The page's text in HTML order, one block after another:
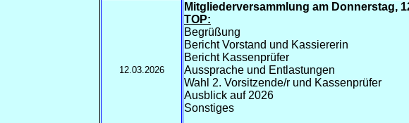
12.03.2026
Mitgliederversammlung am Donnerstag,
TOP:
Begrüßung
Bericht Vorstand und Kassiererin
Bericht Kassenprüfer
Aussprache und Entlastungen
Wahl 2. Vorsitzende/r und Kassenprüfer
Ausblick auf 2026
Sonstiges